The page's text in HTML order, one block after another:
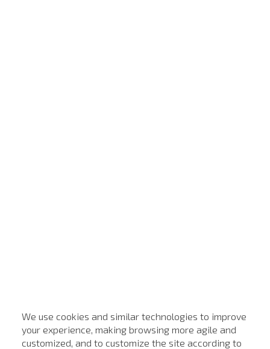
We use cookies and similar technologies to improve
your experience, making browsing more agile and
customized, and to customize the site according to